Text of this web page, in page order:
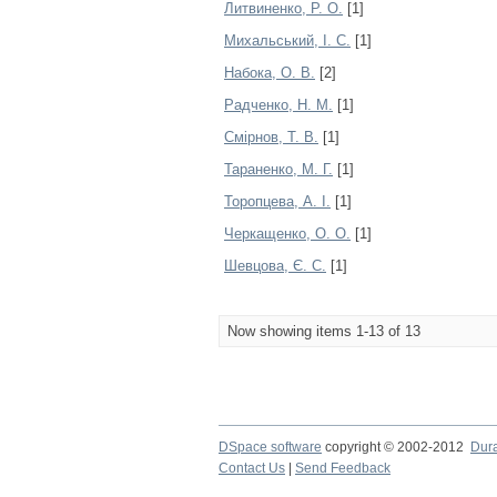
Литвиненко, Р. О. [1]
Михальський, І. С. [1]
Набока, О. В. [2]
Радченко, Н. М. [1]
Смірнов, Т. В. [1]
Тараненко, М. Г. [1]
Торопцева, А. І. [1]
Черкащенко, О. О. [1]
Шевцова, Є. С. [1]
Now showing items 1-13 of 13
DSpace software copyright © 2002-2012
Contact Us
Send Feedback